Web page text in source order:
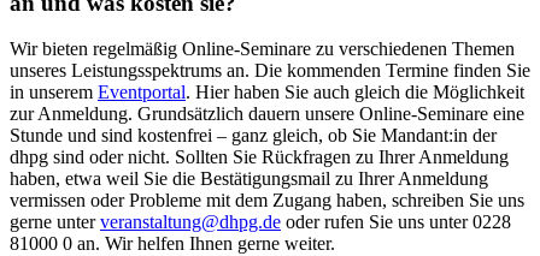
Wir bieten regelmäßig Online-Seminare zu verschiedenen Themen
unseres Leistungsspektrums an. Die kommenden Termine finden Sie
in unserem Eventportal. Hier haben Sie auch gleich die Möglichkeit
zur Anmeldung. Grundsätzlich dauern unsere Online-Seminare eine
Stunde und sind kostenfrei – ganz gleich, ob Sie Mandant:in der
dhpg sind oder nicht. Sollten Sie Rückfragen zu Ihrer Anmeldung
haben, etwa weil Sie die Bestätigungsmail zu Ihrer Anmeldung
vermissen oder Probleme mit dem Zugang haben, schreiben Sie uns
gerne unterveranstaltung@dhpg.de oder rufen Sie uns unter 0228
81000 0 an. Wir helfen Ihnen gerne weiter.